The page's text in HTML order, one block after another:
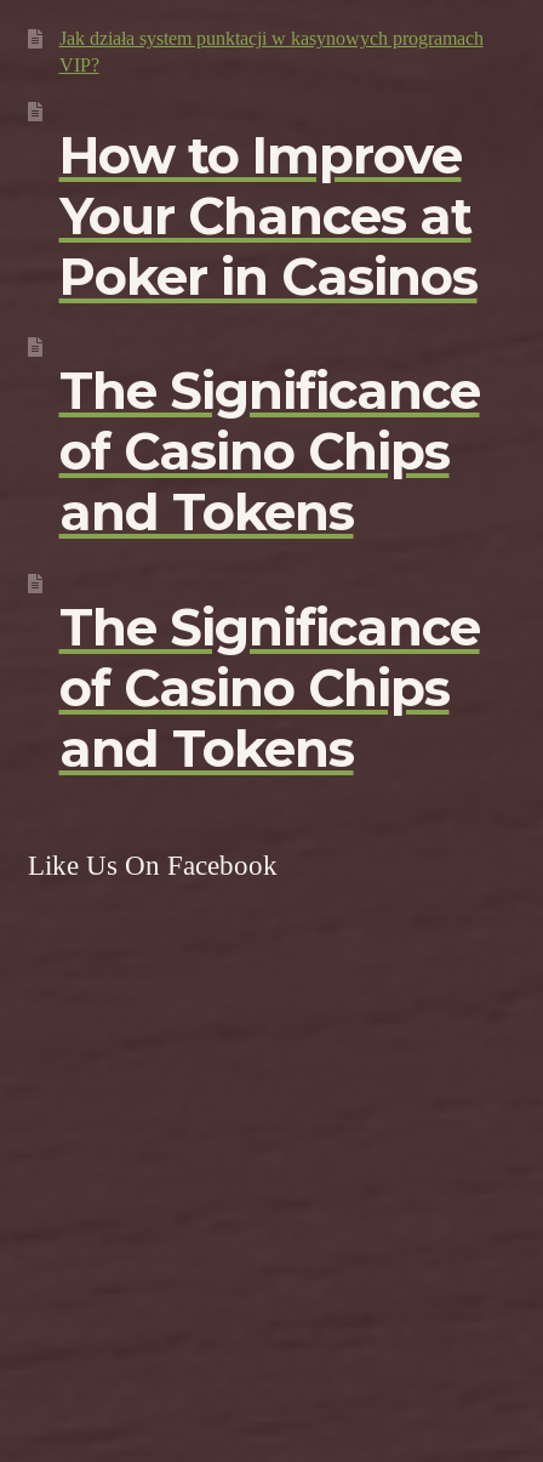
Jak działa system punktacji w kasynowych programach
VIP?
How to Improve
Your Chances at
Poker in Casinos
The Significance
of Casino Chips
and Tokens
The Significance
of Casino Chips
and Tokens
Like Us On Facebook